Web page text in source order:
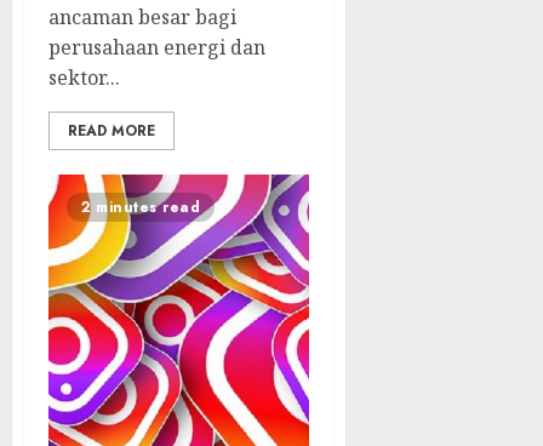
ancaman besar bagi
perusahaan energi dan
sektor...
READ MORE
2 minutes read